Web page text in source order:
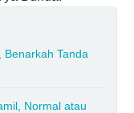
Benarkah Tanda
Normal atau